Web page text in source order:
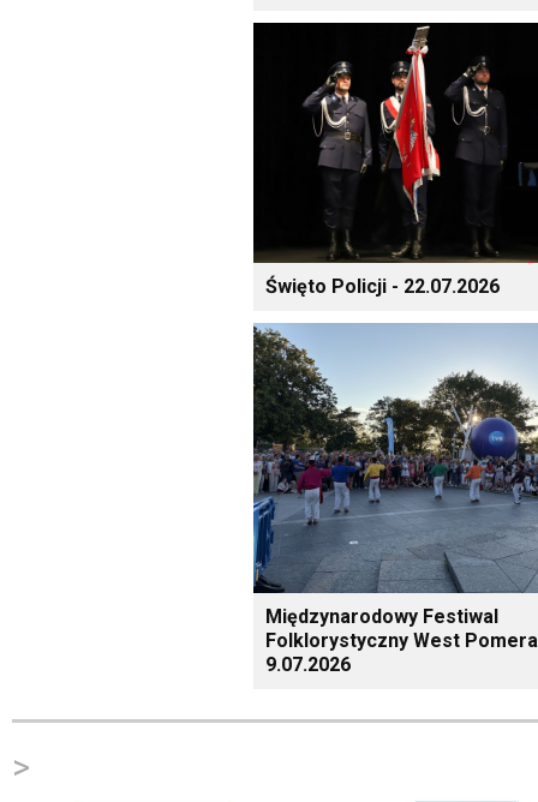
Święto Policji - 22.07.2026
Międzynarodowy Festiwal
Folklorystyczny West
9.07.2026
>